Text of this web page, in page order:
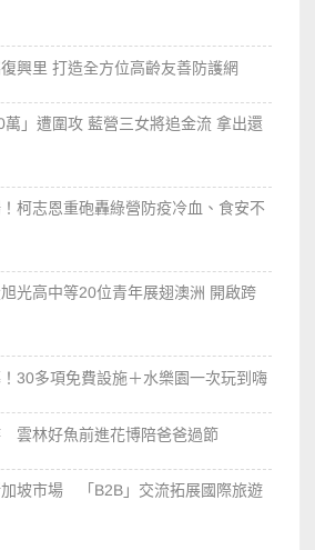
興里 打造全方位高齡友善防護網
」遭圍攻 藍營三女將追金流 拿出還
柯志恩重砲轟綠營防疫冷血、食安不
光高中等20位青年展翅澳洲 開啟跨
30多項免費設施＋水樂園一次玩到嗨
雲林好魚前進花博陪爸爸過節
坡市場 「B2B」交流拓展國際旅遊